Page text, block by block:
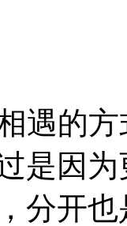
遇的方
是因
分开